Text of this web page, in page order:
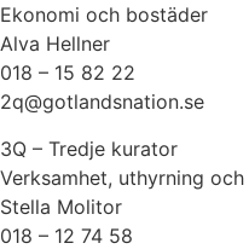
Ekonomi och bostäder
Alva Hellner
018 – 15 82 22
2q@gotlandsnation.se
3Q – Tredje kurator
Verksamhet, uthyrning
Stella Molitor
018 – 12 74 58